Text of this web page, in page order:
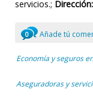
servicios.; Dirección:
0 Añade tú
Economía y seguros
Aseguradoras y